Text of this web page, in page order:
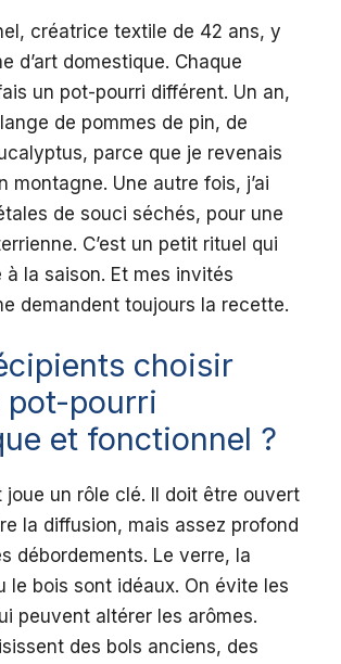
créatrice textile de 42 ans, y
d’art domestique. Chaque
un pot-pourri différent. Un an,
de pommes de pin, de
parce que je revenais
montagne. Une autre fois, j’ai
de souci séchés, pour une
C’est un petit rituel qui
la saison. Et mes invités
demandent toujours la recette.
choisir
pot-pourri
et fonctionnel ?
joue un rôle clé. Il doit être ouvert
la diffusion, mais assez profond
débordements. Le verre, la
le bois sont idéaux. On évite les
peuvent altérer les arômes.
des bols anciens, des